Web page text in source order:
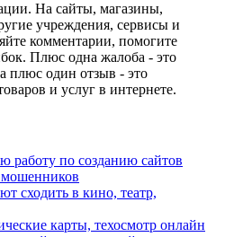
На сайты, магазины,
учреждения, сервисы и
комментарии, помогите
Плюс одна жалоба - это
плюс один отзыв - это
и услуг в интернете.
работу по созданию сайтов
мошенников
сходить в кино, театр,
карты, техосмотр онлайн